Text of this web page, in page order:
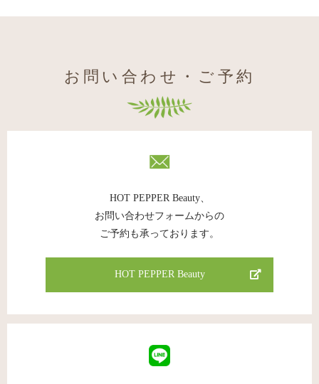
お問い合わせ・ご予約
HOT PEPPER Beauty、
お問い合わせフォームからの
ご予約も承っております。
HOT PEPPER Beauty